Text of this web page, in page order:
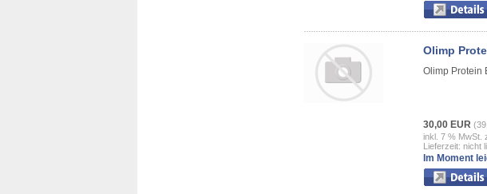
Olimp
Olimp Protein
30,00 EUR
inkl. 7 % MwSt.
Lieferzeit: nicht
Im Moment